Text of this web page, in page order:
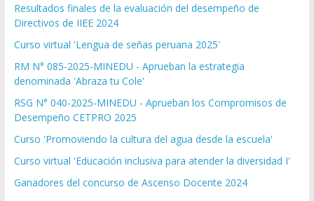
Resultados finales de la evaluación del desempeño de
Directivos de IIEE 2024
Curso virtual 'Lengua de señas peruana 2025'
RM N° 085-2025-MINEDU - Aprueban la estrategia
denominada 'Abraza tu Cole'
RSG N° 040-2025-MINEDU - Aprueban los Compromisos de
Desempeño CETPRO 2025
Curso 'Promoviendo la cultura del agua desde la escuela'
Curso virtual 'Educación inclusiva para atender la diversidad I'
Ganadores del concurso de Ascenso Docente 2024